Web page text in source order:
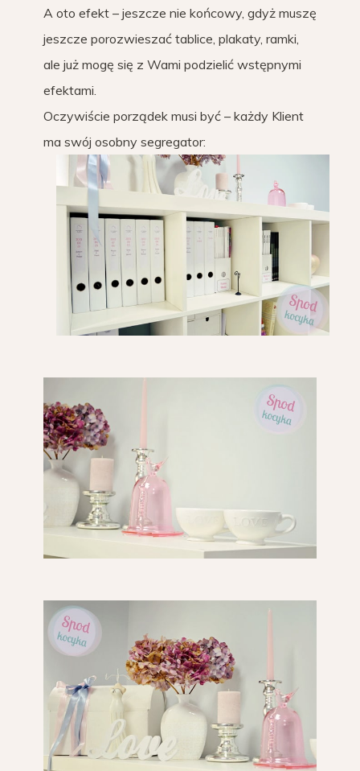
A oto efekt – jeszcze nie końcowy, gdyż muszę
jeszcze porozwieszać tablice, plakaty, ramki,
ale już mogę się z Wami podzielić wstępnymi
efektami.
Oczywiście porządek musi być – każdy Klient
ma swój osobny segregator: